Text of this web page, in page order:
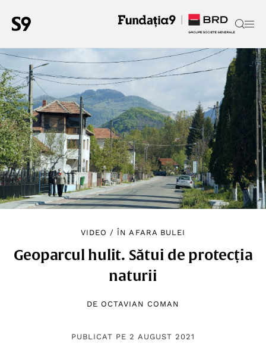
VIDEO /ÎN AFARA BULEI
Geoparcul hulit. Sătui de protecția
naturii
DE OCTAVIAN COMAN
PUBLICAT PE 2 AUGUST 2021